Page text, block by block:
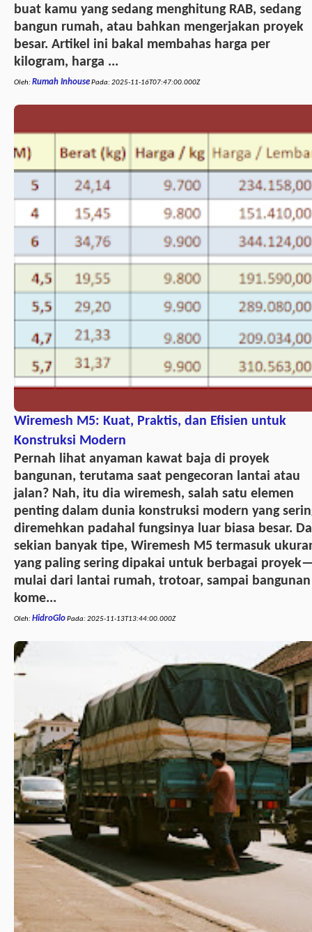
buat kamu yang sedang menghitung RAB, sedang
bangun rumah, atau bahkan mengerjakan proyek
besar. Artikel ini bakal membahas harga per
kilogram, harga ...
Oleh:Rumah InhousePada:2025-11-16T07:47:00.000Z
Wiremesh M5: Kuat, Praktis, dan Efisien untuk
Konstruksi Modern
Pernah lihat anyaman kawat baja di proyek
bangunan, terutama saat pengecoran lantai atau
jalan? Nah, itu dia wiremesh, salah satu elemen
penting dalam dunia konstruksi modern yang
diremehkan padahal fungsinya luar biasa besar.
sekian banyak tipe, Wiremesh M5 termasuk
yang paling sering dipakai untuk berbagai
mulai dari lantai rumah, trotoar, sampai bangunan
kome...
Oleh:HidroGloPada:2025-11-13T13:44:00.000Z